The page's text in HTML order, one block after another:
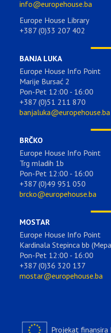
info@europehouse.ba
Europe House Library
+387 (0)33 207 402
BANJA LUKA
Europe House Info Point
Marije Bursać 2
Pon-Pet 12:00 - 16:00
+387 (0)51 211 870
banjaluka@europehouse.ba
BRČKO
Europe House Info Point
Trg mladih 1b
Pon-Pet 12:00 - 16:00
+387 (0)49 951 050
brcko@europehouse.ba
MOSTAR
Europe House Info Point
Kardinala Stepinca bb
Pon-Pet 12:00 - 16:00
+387 (0)36 320 137
mostar@europehouse.ba
Projekat finansira